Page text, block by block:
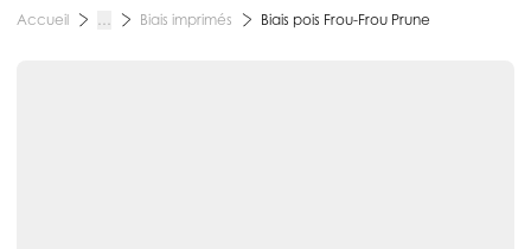
Accueil … Biais imprimés Biais pois Frou-Frou Prune